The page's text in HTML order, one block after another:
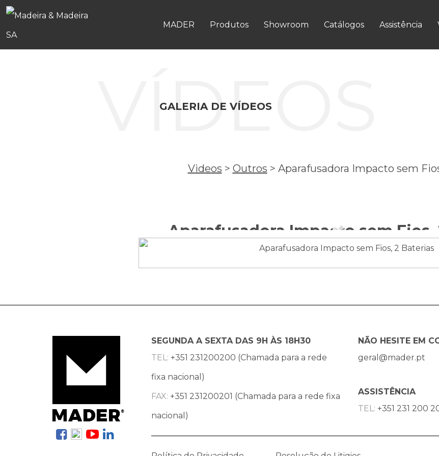
MADER Produtos Showroom Catálogos Assistência
VÍDEOS
GALERIA DE VÍDEOS
Videos > Outros > Aparafusadora Impacto sem
Aparafusadora Impacto sem Fios,
SEGUNDA A SEXTA DAS 9H ÀS 18H30
TEL: +351 231200200 (Chamada para a rede
fixa nacional)
FAX: +351 231200201 (Chamada para a rede fixa
nacional)
NÃO HESITE EM
geral@mader.pt
ASSISTÊNCIA
TEL:+351 231 200